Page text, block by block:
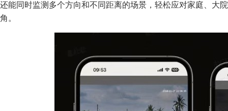
还能同时监测多个方向和不同距离的场景，轻松应对家庭、大
角。